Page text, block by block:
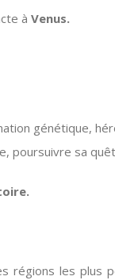
à Venus.
génétique,
poursuivre sa
régions les plus